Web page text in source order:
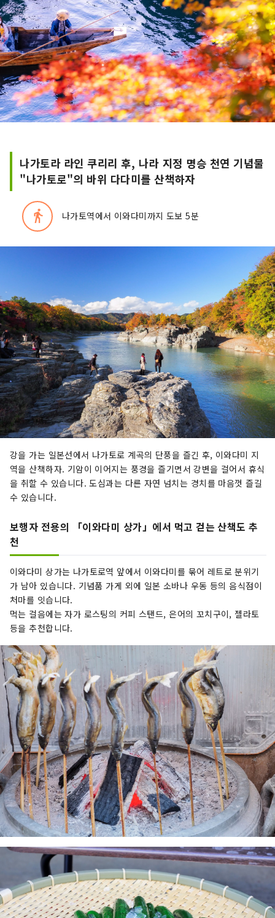
나가토라 라인 쿠리리 후, 나라 지정 명승 천연 기념물
"나가토로"의 바위 다다미를 산책하자
directions_walk 나가토역에서 이와다미까지 도보 5분
강을 가는 일본선에서 나가토로 계곡의 단풍을 즐긴 후, 이와다미 지
역을 산책하자. 기암이 이어지는 풍경을 즐기면서 강변을 걸어서 휴식
을 취할 수 있습니다. 도심과는 다른 자연 넘치는 경치를 마음껏 즐길
수 있습니다.
보행자 전용의 「이와다미 상가」에서 먹고 걷는 산책도 추
천
이와다미 상가는 나가토로역 앞에서 이와다미를 묶어 레트로 분위기
가 남아 있습니다. 기념품 가게 외에 일본 소바나 우동 등의 음식점이
처마를 잇습니다.
먹는 걸음에는 자가 로스팅의 커피 스탠드, 은어의 꼬치구이, 젤라토
등을 추천합니다.